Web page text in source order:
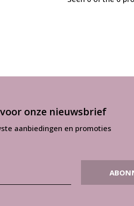
onze nieuwsbrief
aanbiedingen en promoties